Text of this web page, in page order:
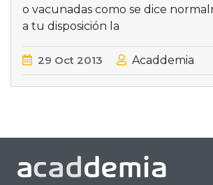
o vacunadas como se dice
a tu disposición la
29 Oct 2013 Acaddemia